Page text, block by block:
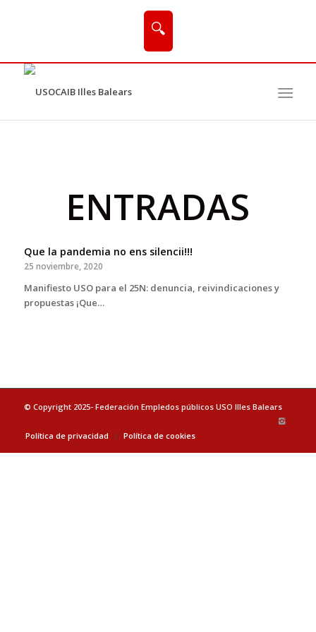
🔍
ENTRADAS
Que la pandemia no ens silencii!!!
25 noviembre, 2020
Manifiesto USO para el 25N: denuncia, reivindicaciones y
propuestas ¡Que…
© Copyright 2025- Federación Empledos públicos USO Illes Balears
Política de privacidad Política de cookies